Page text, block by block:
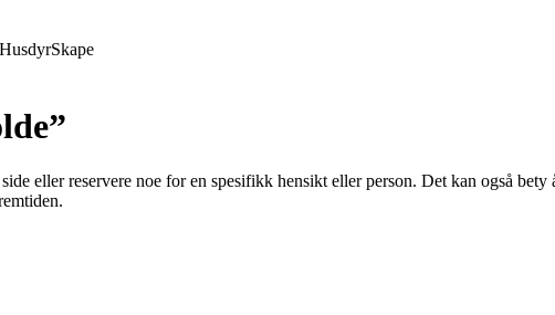
HusdyrSkape
eller reservere noe for en spesifikk hensikt eller person. Det kan også